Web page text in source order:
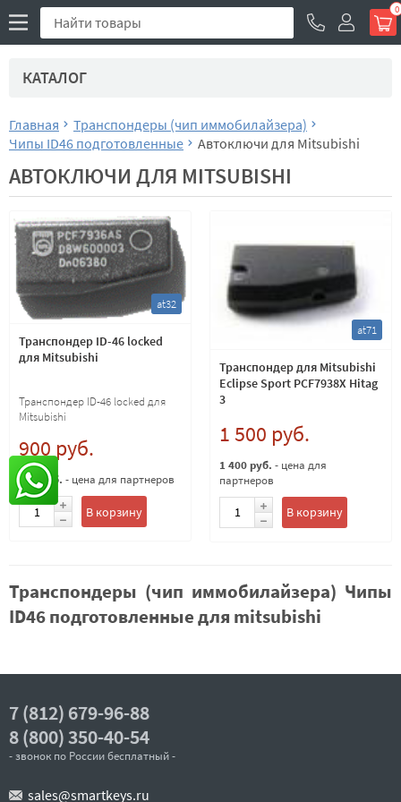
0
КАТАЛОГ
Главная
Транспондеры (чип иммобилайзера)
Чипы ID46 подготовленные
Автоключи для Mitsubishi
АВТОКЛЮЧИ ДЛЯ MITSUBISHI
at32
Транспондер ID-46 locked
для Mitsubishi
Транспондер ID-46 locked для
Mitsubishi
900 руб.
800 руб. - цена для партнеров
В корзину
at71
Транспондер для Mitsubishi
Eclipse Sport PCF7938X Hitag
3
1 500 руб.
1 400 руб. - цена для
партнеров
В корзину
Транспондеры (чип иммобилайзера) Чипы
ID46 подготовленные для mitsubishi
7 (812) 679-96-88
8 (800) 350-40-54
- звонок по России бесплатный -
sales@smartkeys.ru